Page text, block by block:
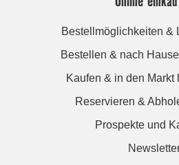
Bestellmöglichkeiten &
Bestellen & nach
Kaufen & in den Markt
Reservieren &
Prospekte und